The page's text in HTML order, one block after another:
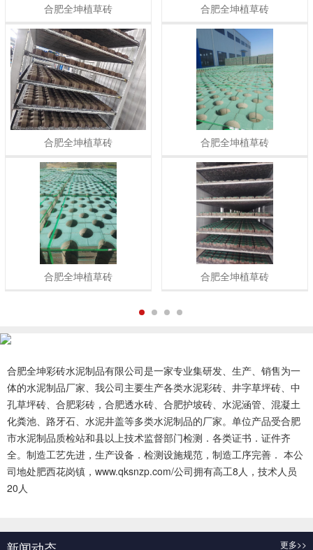
合肥全坤植草砖 合肥全坤植草砖
合肥全坤植草砖 合肥全坤植草砖
合肥全坤植草砖 合肥全坤植草砖
合肥全坤彩砖水泥制品有限公司是一家专业集研发、生产、销售为一
体的水泥制品厂家、我公司主要生产各类水泥彩砖、井字草坪砖、中
孔草坪砖、合肥彩砖，合肥透水砖、合肥护坡砖、水泥涵管、混凝土
化粪池、路牙石、水泥井盖等多类水泥制品的厂家。单位产品受合肥
市水泥制品质检站和县以上技术监督部门检测．各类证书．证件齐
全。制造工艺先进，生产设备．检测设施规范，制造工序完善． 本公
司地处肥西花岗镇，www.qksnzp.com/公司拥有高工8人，技术人员
20人
更多>>